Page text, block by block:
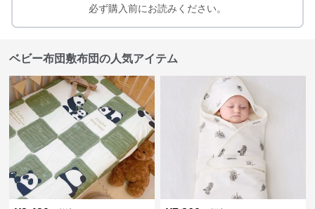
必ず購入前にお読みください。
ベビー布団敷布団の人気アイテム